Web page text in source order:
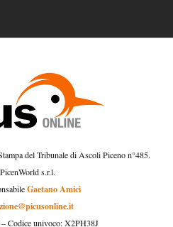
del Tribunale di Ascoli Piceno n°485.
s.r.l.
Gaetano Amici
Codice univoco: X2PH38J